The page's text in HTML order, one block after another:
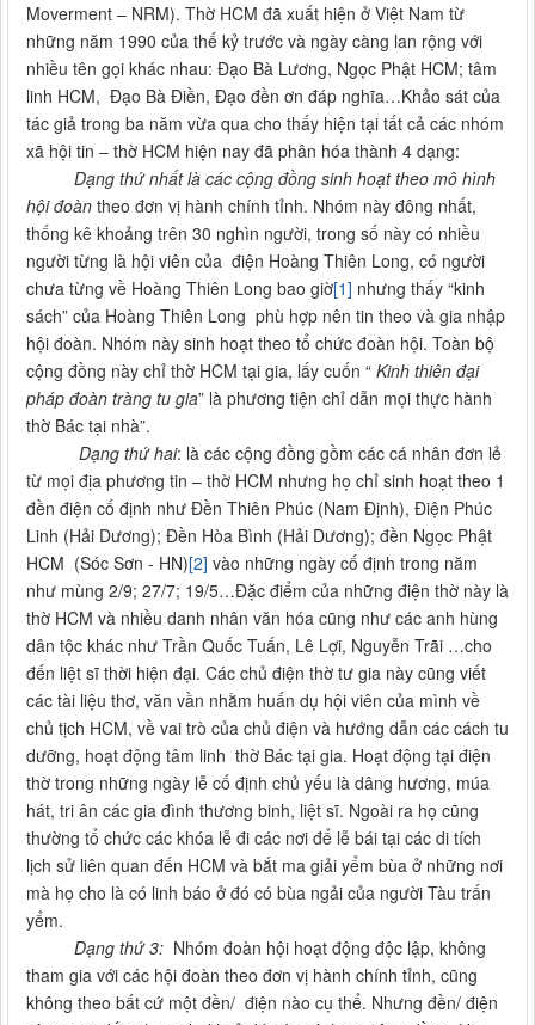
Moverment – NRM). Thờ HCM đã xuất hiện ở Việt Nam từ
những năm 1990 của thế kỷ trước và ngày càng lan rộng với
nhiều tên gọi khác nhau: Đạo Bà Lương, Ngọc Phật HCM; tâm
linh HCM, Đạo Bà Điền, Đạo đền ơn đáp nghĩa…Khảo sát của
tác giả trong ba năm vừa qua cho thấy hiện tại tất cả các nhóm
xã hội tin – thờ HCM hiện nay đã phân hóa thành 4 dạng:
Dạng thứ nhất là các cộng đồng sinh hoạt theo mô hình
hội đoàn theo đơn vị hành chính tỉnh. Nhóm này đông nhất,
thống kê khoảng trên 30 nghìn người, trong số này có nhiều
người từng là hội viên của điện Hoàng Thiên Long, có người
chưa từng về Hoàng Thiên Long bao giờ[1] nhưng thấy “kinh
sách” của Hoàng Thiên Long phù hợp nên tin theo và gia nhập
hội đoàn. Nhóm này sinh hoạt theo tổ chức đoàn hội. Toàn bộ
cộng đồng này chỉ thờ HCM tại gia, lấy cuốn “ Kinh thiên đại
pháp đoàn tràng tu gia” là phương tiện chỉ dẫn mọi thực hành
thờ Bác tại nhà”.
Dạng thứ hai: là các cộng đồng gồm các cá nhân đơn lẻ
từ mọi địa phương tin – thờ HCM nhưng họ chỉ sinh hoạt theo 1
đền điện cố định như Đền Thiên Phúc (Nam Định), Điện Phúc
Linh (Hải Dương); Đền Hòa Bình (Hải Dương); đền Ngọc Phật
HCM (Sóc Sơn - HN)[2] vào những ngày cố định trong năm
như mùng 2/9; 27/7; 19/5…Đặc điểm của những điện thờ này là
thờ HCM và nhiều danh nhân văn hóa cũng như các anh hùng
dân tộc khác như Trần Quốc Tuấn, Lê Lợi, Nguyễn Trãi …cho
đến liệt sĩ thời hiện đại. Các chủ điện thờ tư gia này cũng viết
các tài liệu thơ, văn vần nhằm huấn dụ hội viên của mình về
chủ tịch HCM, về vai trò của chủ điện và hướng dẫn các cách tu
dưỡng, hoạt động tâm linh thờ Bác tại gia. Hoạt động tại điện
thờ trong những ngày lễ cố định chủ yếu là dâng hương, múa
hát, tri ân các gia đình thương binh, liệt sĩ. Ngoài ra họ cũng
thường tổ chức các khóa lễ đi các nơi để lễ bái tại các di tích
lịch sử liên quan đến HCM và bắt ma giải yểm bùa ở những nơi
mà họ cho là có linh báo ở đó có bùa ngải của người Tàu trấn
yểm.
Dạng thứ 3: Nhóm đoàn hội hoạt động độc lập, không
tham gia với các hội đoàn theo đơn vị hành chính tỉnh, cũng
không theo bất cứ một đền/ điện nào cụ thể. Nhưng đền/ điện